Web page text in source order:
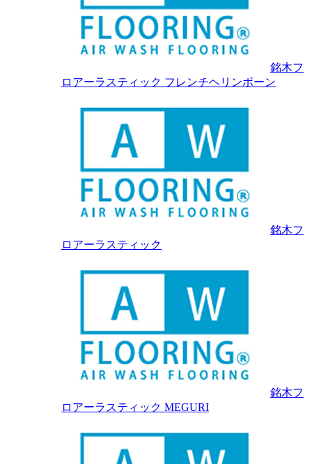
銘木フ
ロアーラスティック フレンチヘリンボーン
銘木フ
ロアーラスティック
銘木フ
ロアーラスティック MEGURI